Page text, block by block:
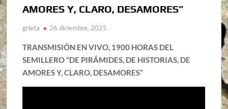
AMORES Y, CLARO, DESAMORES”
grieta 26 diciembre, 2025
TRANSMISIÓN EN VIVO, 1900 HORAS DEL
SEMILLERO “DE PIRÁMIDES, DE HISTORIAS, DE
AMORES Y, CLARO, DESAMORES”